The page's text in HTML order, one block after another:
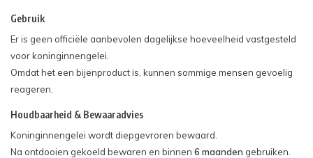
Gebruik
Er is geen officiële aanbevolen dagelijkse hoeveelheid vastgesteld
voor koninginnengelei.
Omdat het een bijenproduct is, kunnen sommige mensen gevoelig
reageren.
Houdbaarheid & Bewaaradvies
Koninginnengelei wordt diepgevroren bewaard.
Na ontdooien gekoeld bewaren en binnen 6 maanden gebruiken.